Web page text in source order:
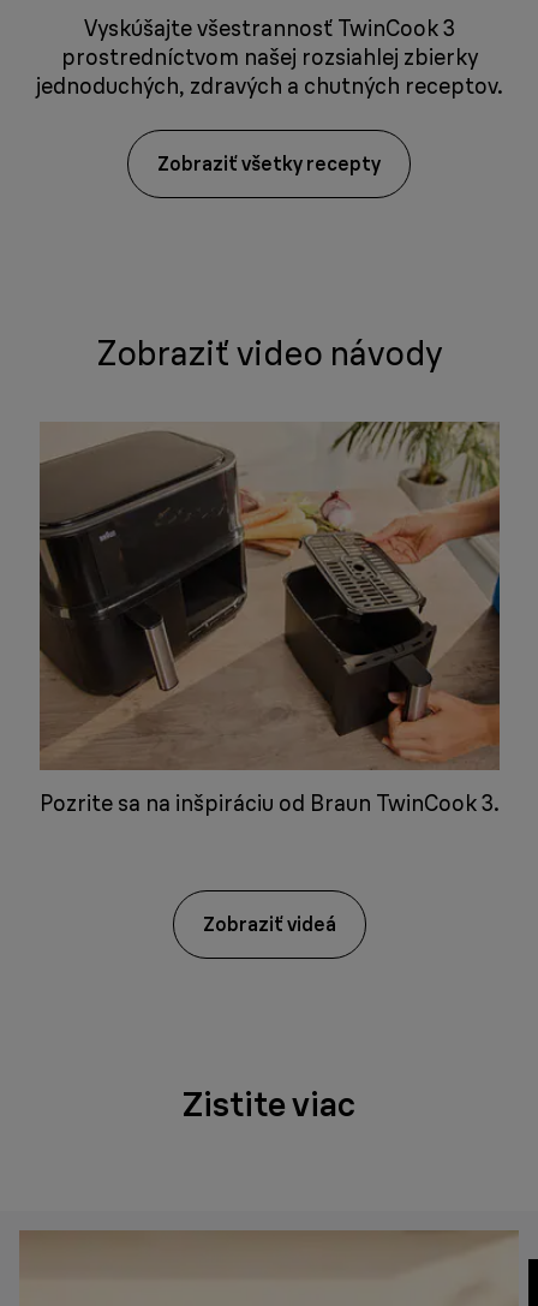
Vyskúšajte všestrannosť TwinCook 3
prostredníctvom našej rozsiahlej zbierky
jednoduchých, zdravých a chutných receptov.
Zobraziť všetky recepty
Zobraziť video návody
Pozrite sa na inšpiráciu od Braun TwinCook 3.
Zobraziť videá
Zistite viac